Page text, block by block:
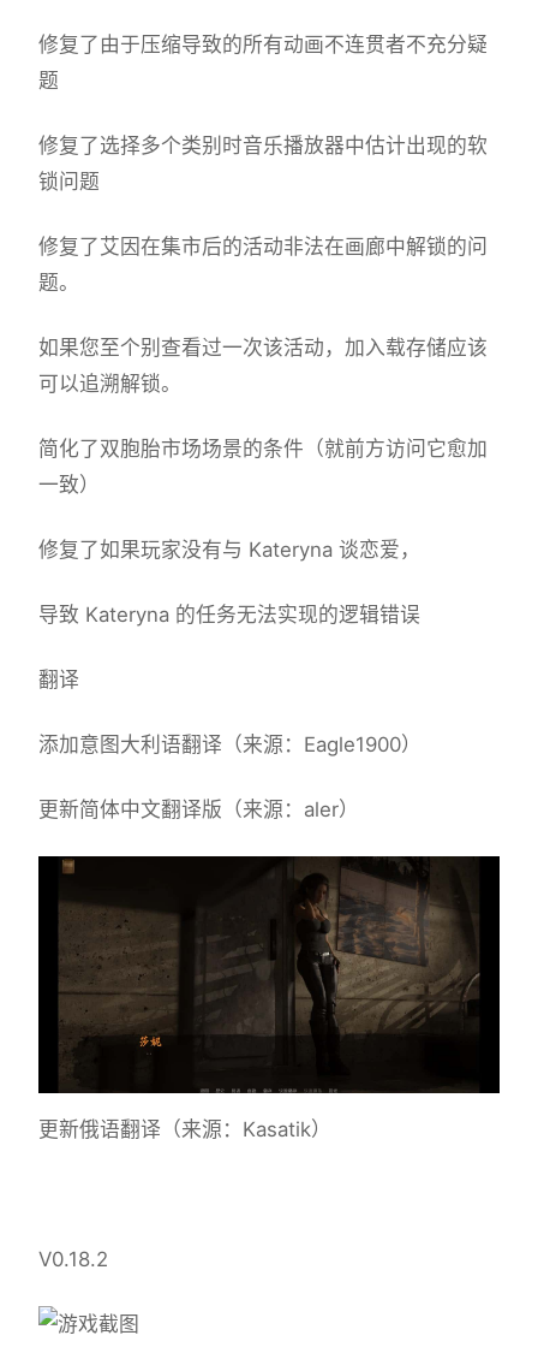
修复了由于压缩导致的所有动画不连贯者不充分疑
题
修复了选择多个类别时音乐播放器中估计出现的软
锁问题
修复了艾因在集市后的活动非法在画廊中解锁的问
题。
如果您至个别查看过一次该活动，加入载存储应该
可以追溯解锁。
简化了双胞胎市场场景的条件（就前方访问它愈加
一致）
修复了如果玩家没有与 Kateryna 谈恋爱，
导致 Kateryna 的任务无法实现的逻辑错误
翻译
添加意图大利语翻译（来源：Eagle1900）
更新简体中文翻译版（来源：aler）
更新俄语翻译（来源：Kasatik）
V0.18.2